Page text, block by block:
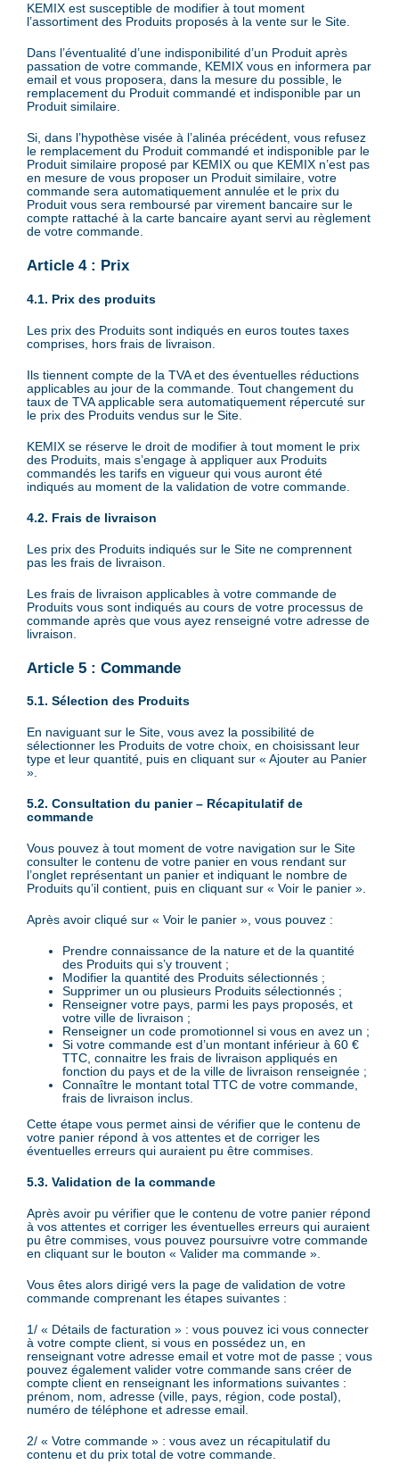
KEMIX est susceptible de modifier à tout moment
l’assortiment des Produits proposés à la vente sur le Site.
Dans l’éventualité d’une indisponibilité d’un Produit après
passation de votre commande, KEMIX vous en informera par
email et vous proposera, dans la mesure du possible, le
remplacement du Produit commandé et indisponible par un
Produit similaire.
Si, dans l’hypothèse visée à l’alinéa précédent, vous refusez
le remplacement du Produit commandé et indisponible par le
Produit similaire proposé par KEMIX ou que KEMIX n’est pas
en mesure de vous proposer un Produit similaire, votre
commande sera automatiquement annulée et le prix du
Produit vous sera remboursé par virement bancaire sur le
compte rattaché à la carte bancaire ayant servi au règlement
de votre commande.
Article 4 : Prix
4.1. Prix des produits
Les prix des Produits sont indiqués en euros toutes taxes
comprises, hors frais de livraison.
Ils tiennent compte de la TVA et des éventuelles réductions
applicables au jour de la commande. Tout changement du
taux de TVA applicable sera automatiquement répercuté sur
le prix des Produits vendus sur le Site.
KEMIX se réserve le droit de modifier à tout moment le prix
des Produits, mais s’engage à appliquer aux Produits
commandés les tarifs en vigueur qui vous auront été
indiqués au moment de la validation de votre commande.
4.2. Frais de livraison
Les prix des Produits indiqués sur le Site ne comprennent
pas les frais de livraison.
Les frais de livraison applicables à votre commande de
Produits vous sont indiqués au cours de votre processus de
commande après que vous ayez renseigné votre adresse de
livraison.
Article 5 : Commande
5.1. Sélection des Produits
En naviguant sur le Site, vous avez la possibilité de
sélectionner les Produits de votre choix, en choisissant leur
type et leur quantité, puis en cliquant sur « Ajouter au Panier
».
5.2. Consultation du panier – Récapitulatif de
commande
Vous pouvez à tout moment de votre navigation sur le Site
consulter le contenu de votre panier en vous rendant sur
l’onglet représentant un panier et indiquant le nombre de
Produits qu’il contient, puis en cliquant sur « Voir le panier ».
Après avoir cliqué sur « Voir le panier », vous pouvez :
Prendre connaissance de la nature et de la quantité
des Produits qui s’y trouvent ;
Modifier la quantité des Produits sélectionnés ;
Supprimer un ou plusieurs Produits sélectionnés ;
Renseigner votre pays, parmi les pays proposés, et
votre ville de livraison ;
Renseigner un code promotionnel si vous en avez un ;
Si votre commande est d’un montant inférieur à 60 €
TTC, connaitre les frais de livraison appliqués en
fonction du pays et de la ville de livraison renseignée ;
Connaître le montant total TTC de votre commande,
frais de livraison inclus.
Cette étape vous permet ainsi de vérifier que le contenu de
votre panier répond à vos attentes et de corriger les
éventuelles erreurs qui auraient pu être commises.
5.3. Validation de la commande
Après avoir pu vérifier que le contenu de votre panier répond
à vos attentes et corriger les éventuelles erreurs qui auraient
pu être commises, vous pouvez poursuivre votre commande
en cliquant sur le bouton « Valider ma commande ».
Vous êtes alors dirigé vers la page de validation de votre
commande comprenant les étapes suivantes :
1/ « Détails de facturation » : vous pouvez ici vous connecter
à votre compte client, si vous en possédez un, en
renseignant votre adresse email et votre mot de passe ; vous
pouvez également valider votre commande sans créer de
compte client en renseignant les informations suivantes :
prénom, nom, adresse (ville, pays, région, code postal),
numéro de téléphone et adresse email.
2/ « Votre commande » : vous avez un récapitulatif du
contenu et du prix total de votre commande.